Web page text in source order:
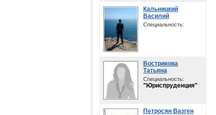
Кальницкий
Василий
Специальность:
Вострикова
Татьяна
Специальность:
"Юриспруденция"
Петросян Вазген